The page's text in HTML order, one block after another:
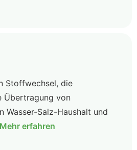
Stoffwechsel, die
Übertragung von
Wasser-Salz-Haushalt und
Mehr erfahren